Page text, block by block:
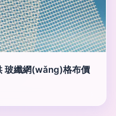
玻纖網(wǎng)格布價